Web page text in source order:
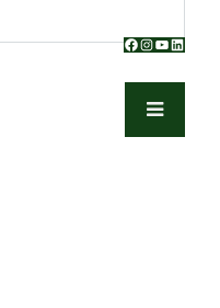
Facebook
Instagram
YouTube